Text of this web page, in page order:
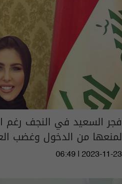
فجر السعيد في النجف رغم
لمنعها من الدخول وغضب
06:49 | 2023-11-23